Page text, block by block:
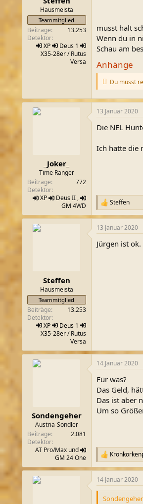
Hausmeista
Teammitglied
Beiträge
13.253
Detektor
XP
Deus 1
X35-28er/ Rutus
Versa
musst halt
Wenn du in
Schau am
Anhänge
Du musst
_Joker_
Time Ranger
Beiträge
772
Detektor
XP
DeusII ,
GM 4WD
13 Januar 2020
Die NEL
Ich hatte die
R
e
a
k
i
Steffen
Steffen
Hausmeista
Teammitglied
Beiträge
13.253
Detektor
XP
Deus 1
X35-28er/ Rutus
Versa
13 Januar 2020
Jürgen ist
Sondengeher
Austria-Sondler
Beiträge
2.081
Detektor
AT Pro/Max und
GM 24 One
14 Januar 2020
Für was?
Das Geld,
Das ist aber
Um so
R
e
a
k
t
14 Januar 2020